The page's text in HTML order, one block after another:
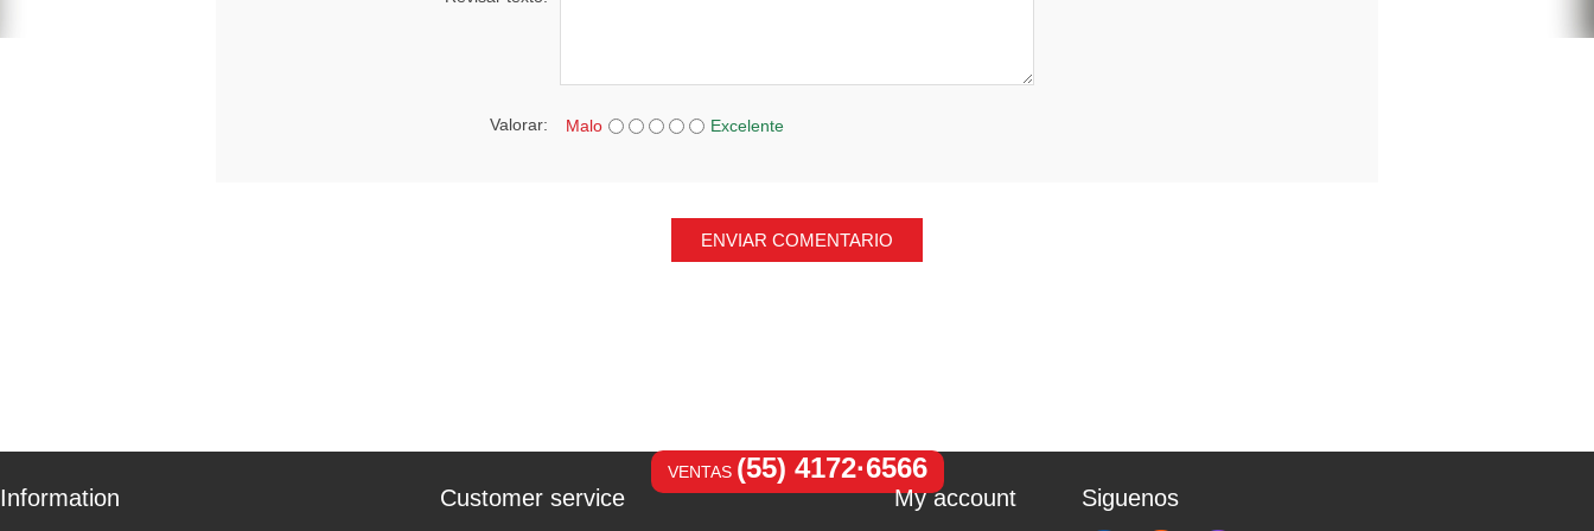
Valorar: Malo Excelente
ENVIAR COMENTARIO
VENTAS (55) 4172·6566
Information Customer service My account Siguenos